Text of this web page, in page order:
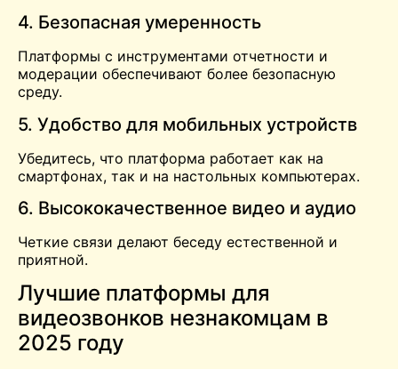
4. Безопасная умеренность
Платформы с инструментами отчетности и
модерации обеспечивают более безопасную
среду.
5. Удобство для мобильных устройств
Убедитесь, что платформа работает как на
смартфонах, так и на настольных компьютерах.
6. Высококачественное видео и аудио
Четкие связи делают беседу естественной и
приятной.
Лучшие платформы для
видеозвонков незнакомцам в
2025 году